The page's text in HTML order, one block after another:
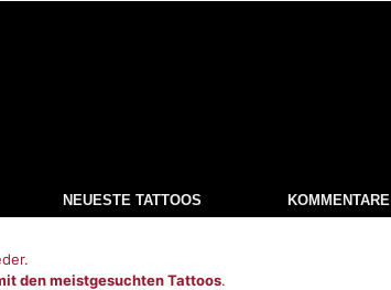
NEUESTE TATTOOS KOMMENTARE
den meistgesuchten Tattoos.